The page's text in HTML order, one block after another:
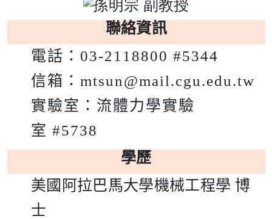
聯絡資訊
電話： 03-2118800 #5344
信箱： mtsun@mail.cgu.edu.tw
實驗室： 流體力學實驗
室 #5738
學歷
美國阿拉巴馬大學機械工程學 博
士